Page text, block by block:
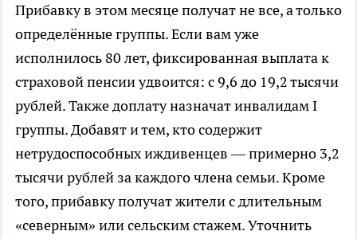
Прибавку в этом месяце получат не все, а только
определённые группы. Если вам уже
исполнилось 80 лет, фиксированная выплата к
страховой пенсии удвоится: с 9,6 до 19,2 тысячи
рублей. Также доплату назначат инвалидам I
группы. Добавят и тем, кто содержит
нетрудоспособных иждивенцев — примерно 3,2
тысячи рублей за каждого члена семьи. Кроме
того, прибавку получат жители с длительным
«северным» или сельским стажем. Уточнить